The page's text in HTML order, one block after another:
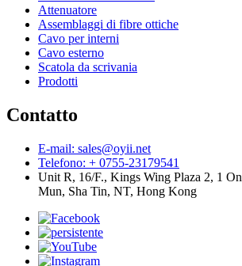
Attenuatore
Assemblaggi di fibre ottiche
Cavo per interni
Cavo esterno
Scatola da scrivania
Prodotti
Contatto
E-mail: sales@oyii.net
Telefono: + 0755-23179541
Unit R, 16/F., Kings Wing Plaza 2, 1
Mun, Sha Tin, NT, Hong Kong